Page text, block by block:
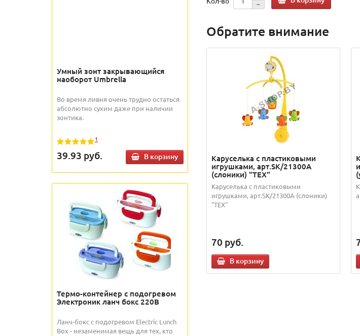
Умный зонт закрывающийся
наоборот Umbrella
Во время ливня очень трудно остаться
абсолютно сухим даже при наличии
зонтика.
1
39.93 руб. В корзину
Термо-контейнер с подогревом
Электроник ланч бокс 220В
Ланч-бокс с подогревом Electric Lunch
Box - незаменимая вещь для тех, кто
Обратите внимание
Каруселька с пластиковыми
игрушками, арт.SK/21300А
(слоники) "TEX"
Каруселька с пластиковыми
игрушками, арт.SK/21300А (слоники)
"TEX"
70 руб.
В корзину